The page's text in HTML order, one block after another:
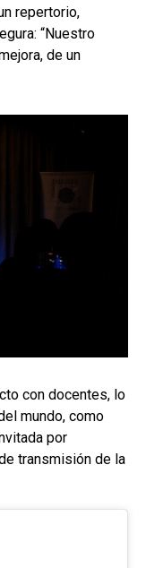
repertorio,
“Nuestro
de un
con docentes, lo
mundo, como
por
transmisión de la